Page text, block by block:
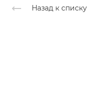
Назад к списку